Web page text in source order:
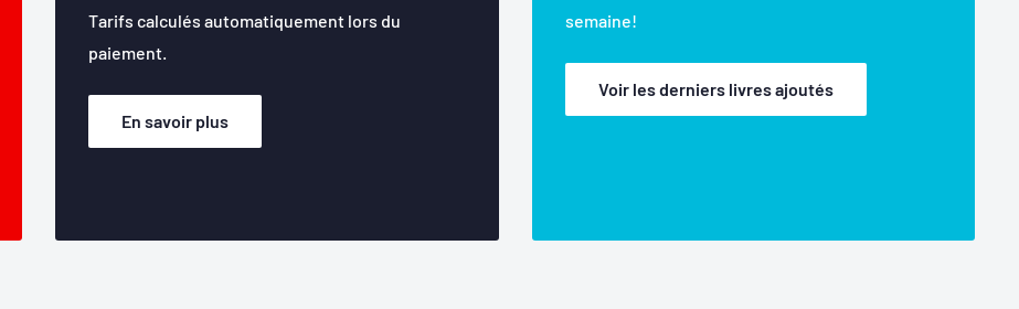
Tarifs calculés automatiquement lors du
paiement.
En savoir plus
semaine!
Voir les derniers livres ajoutés